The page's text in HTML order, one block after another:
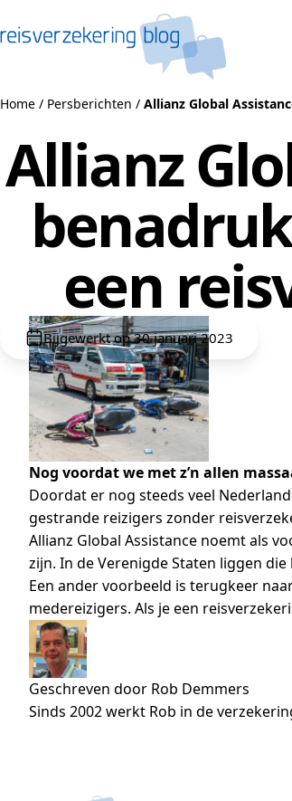
Home / Persberichten / Allianz Global
Allianz
een
Bijgewerkt op 30 januari 2023
Nog voordat we met z’n allen
Doordat er nog steeds veel
gestrande reizigers zonder
Allianz Global Assistance noemt als
zijn. In de Verenigde Staten liggen
Een ander voorbeeld is terugkeer
medereizigers. Als je een
Geschreven door Rob Demmers
Sinds 2002 werkt Rob in de